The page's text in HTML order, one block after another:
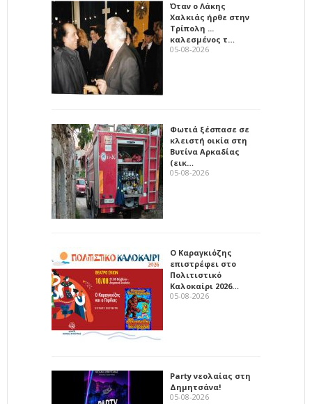
Όταν ο Λάκης
Χαλκιάς ήρθε στην
Τρίπολη ...
καλεσμένος τ…
05-08-2026
Φωτιά ξέσπασε σε
κλειστή οικία στη
Βυτίνα Αρκαδίας
(εικ…
05-08-2026
Ο Καραγκιόζης
επιστρέφει στο
Πολιτιστικό
Καλοκαίρι 2026…
05-08-2026
Party νεολαίας στη
Δημητσάνα!
05-08-2026